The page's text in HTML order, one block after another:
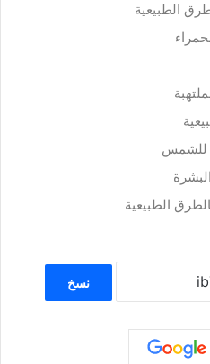
الطبيعية
للشمس
الطبيعية
نسخ